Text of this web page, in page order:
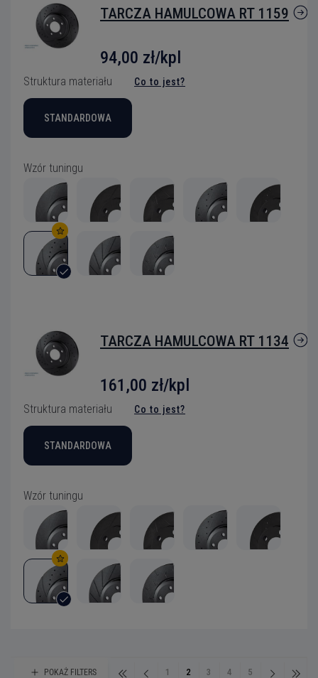
TARCZA HAMULCOWA RT 1159
94,00 zł/kpl
Struktura materiału Co to jest?
STANDARDOWA
Wzór tuningu
TARCZA HAMULCOWA RT 1134
161,00 zł/kpl
Struktura materiału Co to jest?
STANDARDOWA
Wzór tuningu
POKAŻFILTERS 1 2 3 4 5